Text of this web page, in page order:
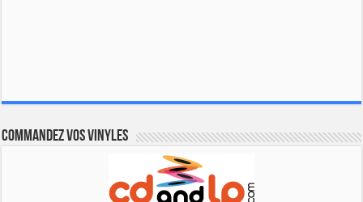
Commandez vos vinyles